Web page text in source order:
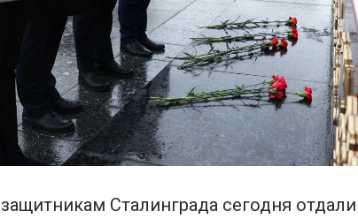
Сталинграда сегодня